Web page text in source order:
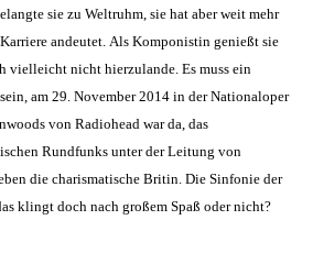
sie zu Weltruhm, sie hat aber weit mehr
andeutet. Als Komponistin genießt sie
vielleicht nicht hierzulande. Es muss ein
am 29. November 2014 in der Nationaloper
von Radiohead war da, das
Rundfunks unter der Leitung von
die charismatische Britin. Die Sinfonie der
klingt doch nach großem Spaß oder nicht?